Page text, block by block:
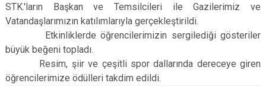
STK.'ların Başkan ve Temsilcileri ile Gazilerimiz ve
Vatandaşlarımızın katılımlarıyla gerçekleştirildi.
Etkinliklerde öğrencilerimizin sergilediği gösteriler
büyük beğeni topladı.
Resim, şiir ve çeşitli spor dallarında dereceye giren
öğrencilerimize ödülleri takdim edildi.